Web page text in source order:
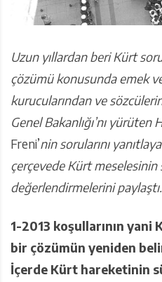
Uzun yıllardan beri Kürt
çözümü konusunda emek
kurucularından ve
Genel Bakanlığı’nı yürüten
Freni’nin sorularını
çerçevede Kürt
değerlendirmelerini paylaştı.
1-2013 koşullarının yani
bir çözümün yeniden
İçerde Kürt hareketinin